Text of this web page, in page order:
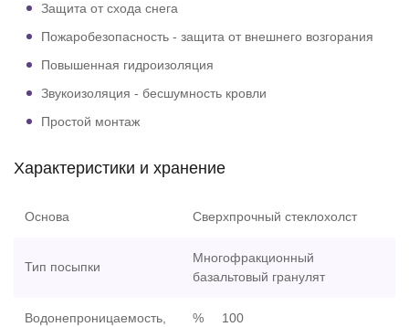
Защита от схода снега
Пожаробезопасность - защита от внешнего возгорания
Повышенная гидроизоляция
Звукоизоляция - бесшумность кровли
Простой монтаж
Характеристики и хранение
Основа Сверхпрочный стеклохолст
Тип посыпки
Многофракционный
базальтовый гранулят
Водонепроницаемость, % 100